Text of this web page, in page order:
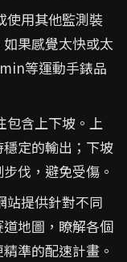
使用其他監測裝
果感覺太快或太
等運動手錶品
包含上下坡。上
定的輸出；下坡
伐，避免受傷。
站提供針對不同
地圖，瞭解各個
準的配速計畫。